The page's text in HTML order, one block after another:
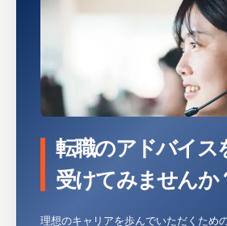
※詳細は面談時にお伝え
【HUREX求人担当コメ
・年間売上が伸び続けて
社です。受注の9割が
・岡山県内の水回り工事
の受注を直接請け負って
して元請けポジション
※詳細は面談時にお伝え
【HUREX求人担当コメ
■担当エリア：
・担当は中四国エリアと
泊どちらも含む）
・修理の際は日帰りや
ることもあります。
ともあります。
転職のアドバイス
受けてみませんか
理想のキャリアを歩んでいただくため